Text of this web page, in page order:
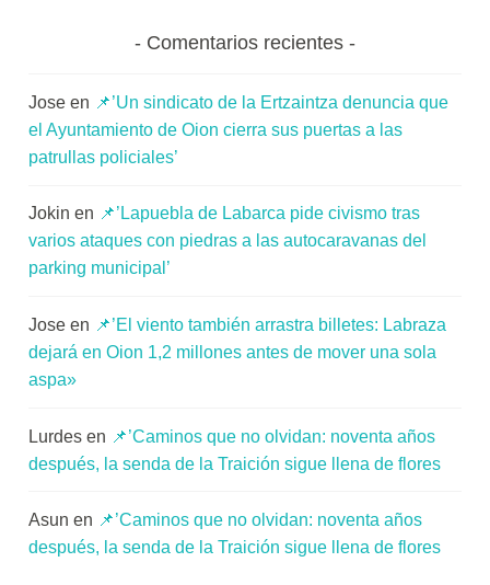
Comentarios recientes
Jose en 📌’Un sindicato de la Ertzaintza denuncia que
el Ayuntamiento de Oion cierra sus puertas a las
patrullas policiales’
Jokin en 📌’Lapuebla de Labarca pide civismo tras
varios ataques con piedras a las autocaravanas del
parking municipal’
Jose en 📌’El viento también arrastra billetes: Labraza
dejará en Oion 1,2 millones antes de mover una sola
aspa»
Lurdes en 📌’Caminos que no olvidan: noventa años
después, la senda de la Traición sigue llena de flores
Asun en 📌’Caminos que no olvidan: noventa años
después, la senda de la Traición sigue llena de flores